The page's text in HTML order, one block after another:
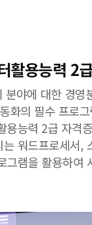
활용능력 2
분야에 대한 경영
화의 필수 프로
용능력 2급 자격
워드프로세서,
그램을 활용하여